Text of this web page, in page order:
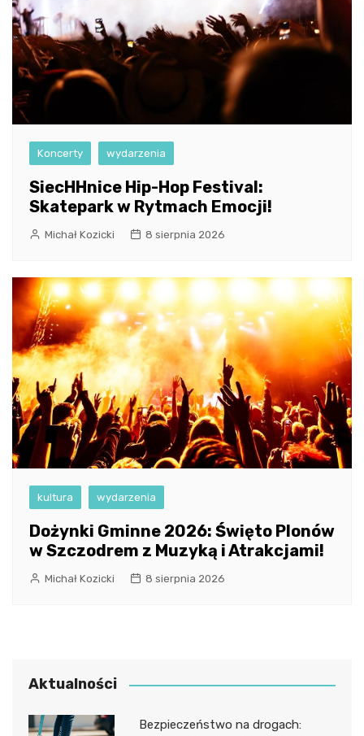
Koncerty wydarzenia
SiecHHnice Hip-Hop Festival:
Skatepark w Rytmach Emocji!
Michał Kozicki 8 sierpnia 2026
kultura wydarzenia
Dożynki Gminne 2026: Święto Plonów
w Szczodrem z Muzyką i Atrakcjami!
Michał Kozicki 8 sierpnia 2026
Aktualności
Bezpieczeństwo na drogach: